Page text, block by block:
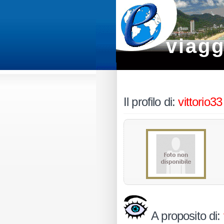
Il profilo di:vittorio33
A proposito di: